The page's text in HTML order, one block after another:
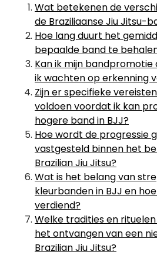
Wat betekenen de
de Braziliaanse Jiu Jitsu-
Hoe lang duurt het
bepaalde band te
Kan ik mijn
ik wachten op erkenning
Zijn er specifieke
voldoen voordat ik kan
hogere band in BJJ?
Hoe wordt de progressie
vastgesteld binnen het
Brazilian Jiu Jitsu?
Wat is het belang van
kleurbanden in BJJ en
verdiend?
Welke tradities en
het ontvangen van een
Brazilian Jiu Jitsu?